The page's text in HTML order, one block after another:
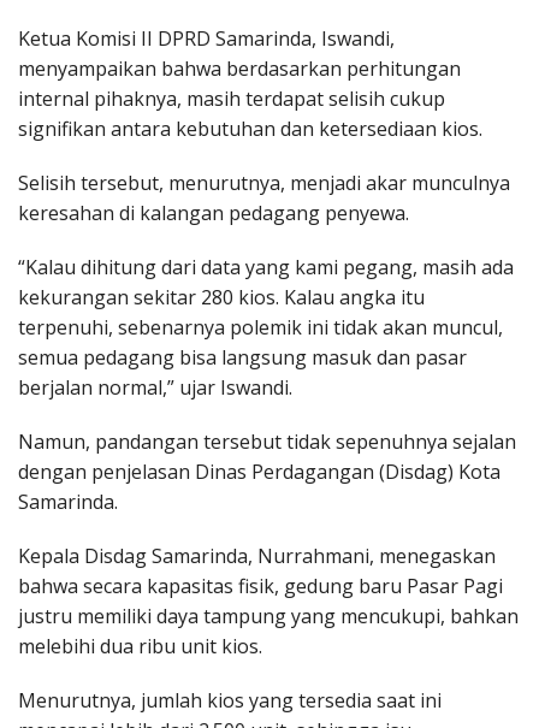
Ketua Komisi II DPRD Samarinda, Iswandi,
menyampaikan bahwa berdasarkan perhitungan
internal pihaknya, masih terdapat selisih cukup
signifikan antara kebutuhan dan ketersediaan kios.
Selisih tersebut, menurutnya, menjadi akar munculnya
keresahan di kalangan pedagang penyewa.
“Kalau dihitung dari data yang kami pegang, masih ada
kekurangan sekitar 280 kios. Kalau angka itu
terpenuhi, sebenarnya polemik ini tidak akan muncul,
semua pedagang bisa langsung masuk dan pasar
berjalan normal,” ujar Iswandi.
Namun, pandangan tersebut tidak sepenuhnya sejalan
dengan penjelasan Dinas Perdagangan (Disdag) Kota
Samarinda.
Kepala Disdag Samarinda, Nurrahmani, menegaskan
bahwa secara kapasitas fisik, gedung baru Pasar Pagi
justru memiliki daya tampung yang mencukupi, bahkan
melebihi dua ribu unit kios.
Menurutnya, jumlah kios yang tersedia saat ini